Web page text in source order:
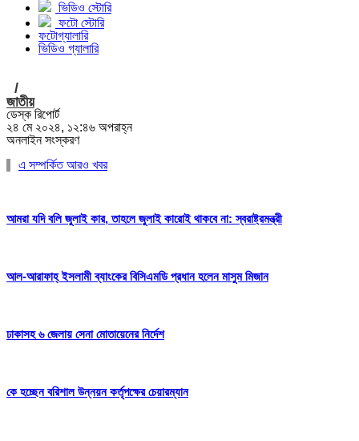
ভিডিও স্টোরি
ফটো স্টোরি
ফটোগ্যালারি
ভিডিও গ্যালারি
/
জাতীয়
ডেস্ক রিপোর্ট
২৪ মে ২০২৪, ১২:৪৬ অপরাহ্ন
অনলাইন সংস্করণ
এ সম্পর্কিত আরও খবর
আমরা যদি বলি জুলাই কার, তাহলে জুলাই কারোই থাকবে না: স্বরাষ্ট্রমন্ত্রী
আল-আরাফাহ্ ইসলামী ব্যাংকের বিসিএমডি প্রধান হলেন মাসুম মিজান
ঢাকাসহ ৬ জেলায় সেনা মোতায়েনের নির্দেশ
কে হচ্ছেন বরিশাল উন্নয়ন কর্তৃপক্ষের চেয়ারম্যান